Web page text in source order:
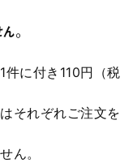
。
件に付き110円（税
それぞれご注文を
ん。